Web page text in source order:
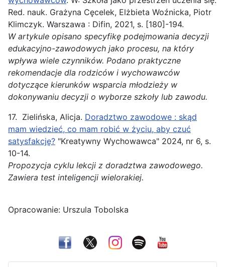
Red. nauk. Grażyna Cęcelek, Elżbieta Woźnicka, Piotr
Klimczyk. Warszawa : Difin, 2021, s. [180]-194.
W artykule opisano specyfikę podejmowania decyzji
edukacyjno-zawodowych jako procesu, na który
wpływa wiele czynników. Podano praktyczne
rekomendacje dla rodziców i wychowawców
dotyczące kierunków wsparcia młodzieży w
dokonywaniu decyzji o wyborze szkoły lub zawodu.
17. Zielińska, Alicja. Doradztwo zawodowe : skąd
mam wiedzieć, co mam robić w życiu, aby czuć
satysfakcję? "Kreatywny Wychowawca" 2024, nr 6, s.
10-14.
Propozycja cyklu lekcji z doradztwa zawodowego.
Zawiera test inteligencji wielorakiej.
Opracowanie: Urszula Tobolska